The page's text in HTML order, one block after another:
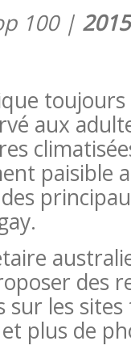
100 |
aux
paisible
des
sur les
plus de